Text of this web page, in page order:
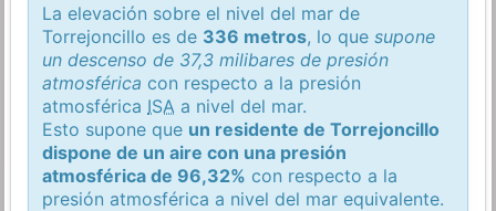
La elevación sobre el nivel del mar de
Torrejoncillo es de 336 metros, lo quesupone
un descenso de 37,3 milibares de presión
atmosférica con respecto a la presión
atmosférica ISA a nivel del mar.
Esto supone que un residente de Torrejoncillo
dispone de un aire con una presión
atmosférica de 96,32% con respecto a la
presión atmosférica a nivel del mar equivalente.